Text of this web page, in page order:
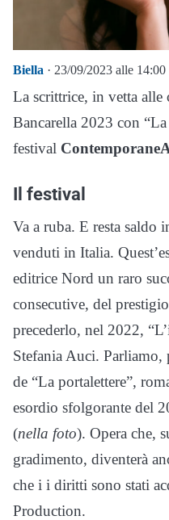
Biella · 23/09/2023 alle 14:00
La scrittrice, in vetta alle
Bancarella 2023 con
festival
Il festival
Va a ruba. E resta saldo
venduti in Italia.
editrice Nord un raro
consecutive, del
precederlo, nel 2022,
Stefania Auci. Parliamo,
de “La portalettere”,
esordio sfolgorante del
(nella foto). Opera che,
gradimento, diventerà
che i i diritti sono stati
Production.